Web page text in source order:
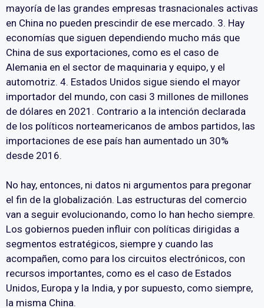
mayoría de las grandes empresas trasnacionales activas
en China no pueden prescindir de ese mercado. 3. Hay
economías que siguen dependiendo mucho más que
China de sus exportaciones, como es el caso de
Alemania en el sector de maquinaria y equipo, y el
automotriz. 4. Estados Unidos sigue siendo el mayor
importador del mundo, con casi 3 millones de millones
de dólares en 2021. Contrario a la intención declarada
de los políticos norteamericanos de ambos partidos, las
importaciones de ese país han aumentado un 30%
desde 2016.
No hay, entonces, ni datos ni argumentos para pregonar
el fin de la globalización. Las estructuras del comercio
van a seguir evolucionando, como lo han hecho siempre.
Los gobiernos pueden influir con políticas dirigidas a
segmentos estratégicos, siempre y cuando las
acompañen, como para los circuitos electrónicos, con
recursos importantes, como es el caso de Estados
Unidos, Europa y la India, y por supuesto, como siempre,
la misma China.